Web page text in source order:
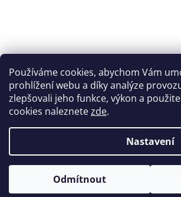
Používáme cookies, abychom Vám
prohlížení webu a díky analýze
zlepšovali jeho funkce, výkon a
cookies naleznetezde.
Nastavení
Odmítnout